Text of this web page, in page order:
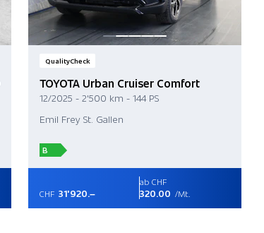
QualityCheck
TOYOTA Urban Cruiser Comfort
12/2025 - 2'500 km - 144 PS
Emil Frey St. Gallen
B
CHF 31'920.–
ab CHF
320.00 /Mt.